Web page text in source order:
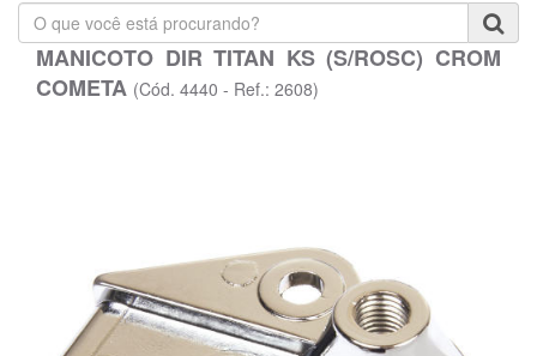
O
que
você
está
MANICOTO DIR TITAN KS (S/ROSC) CROM
COMETA (Cód. 4440 - Ref.: 2608)